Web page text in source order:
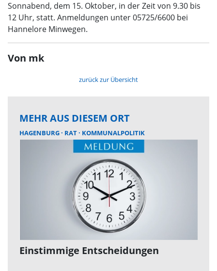
Sonnabend, dem 15. Oktober, in der Zeit von 9.30 bis
12 Uhr, statt. Anmeldungen unter 05725/6600 bei
Hannelore Minwegen.
Von mk
zurück zur Übersicht
MEHR AUS DIESEM ORT
HAGENBURG RAT KOMMUNALPOLITIK
Einstimmige Entscheidungen